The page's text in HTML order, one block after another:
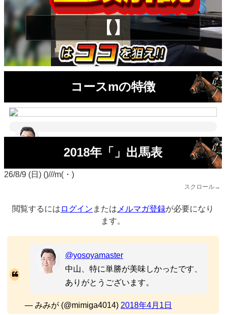
【】
コースmの特徴
2018年「」出馬表
26/8/9 (日) ()///m(・)
スクロール→
閲覧するには ログイン または メルマガ登録が必要になり
ます。
@yosoyamaster
中山、特に単勝が美味しかったです、
ありがとうございます。
— みみが (@mimiga4014) 2018年4月1日